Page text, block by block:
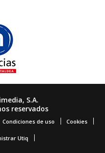
S.A.
reservados
Condiciones de uso Cookies
Utiq